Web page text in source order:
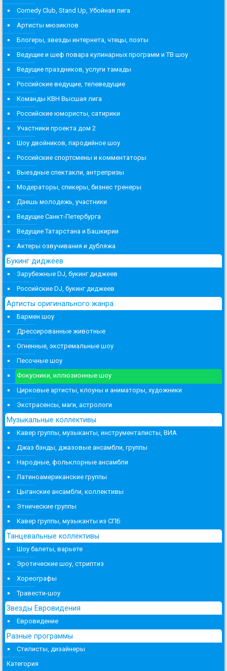
Comedy Club, Stand Up, Убойная лига
Артисты мюзиклов
Блогеры, звезды интернета, чтецы, поэты
Ведущие и шеф повара кулинарных программ и ТВ шоу
Ведущие праздников, услуги тамады
Российские ведущие, телеведущие
Команды КВН Высшая лига
Российские юмористы, сатирики
Участники проекта дом 2
Шоу двойников, пародийное шоу
Российские спортсмены и комментаторы
Выездные спектакли, антрепризы
Модераторы, спикеры, бизнес тренеры
Даешь молодежь, участники
Ведущие Санкт-Петербурга
Ведущие Татарстана и Башкирии
Актеры озвучивания и дубляжа
Букинг диджеев
Зарубежные DJ, букинг диджеев
Российские DJ, букинг диджеев
Артисты оригинального жанра
Бармен шоу
Дрессированные животные
Огненные, экстремальные шоу
Песочные шоу
Фокусники, иллюзионные шоу
Цирковые артисты, клоуны и аниматоры, художники
Экстрасенсы, маги, астрологи
Музыкальные коллективы
Кавер группы, музыканты, инструменталисты, ВИА
Джаз бэнды, джазовые ансамбли, группы
Народные, фольклорные ансамбли
Латиноамериканские группы
Цыганские ансамбли, коллективы
Этнические группы
Кавер группы, музыканты из СПБ
Танцевальные коллективы
Шоу балеты, варьете
Эротические шоу, стриптиз
Хореографы
Травести-шоу
Звезды Евровидения
Евровидение
Разные программы
Стилисты, дизайнеры
Категория